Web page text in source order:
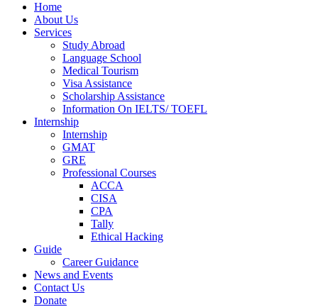
Home
About Us
Services
Study Abroad
Language School
Medical Tourism
Visa Assistance
Scholarship Assistance
Information On IELTS/ TOEFL
Internship
Internship
GMAT
GRE
Professional Courses
ACCA
CISA
CPA
Tally
Ethical Hacking
Guide
Career Guidance
News and Events
Contact Us
Donate